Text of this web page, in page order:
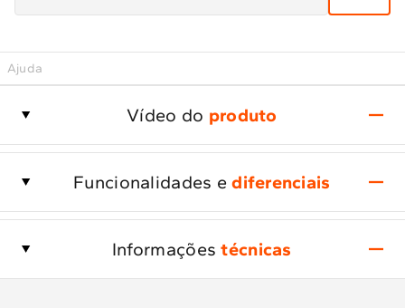
Ajuda
Vídeo do produto
Funcionalidades ediferenciais
Informaçõestécnicas